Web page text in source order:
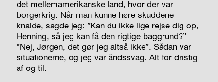
det mellemamerikanske land, hvor der var
borgerkrig. Når man kunne høre skuddene
knalde, sagde jeg: ”Kan du ikke lige rejse dig op,
Henning, så jeg kan få den rigtige baggrund?”
”Nej, Jørgen, det gør jeg altså ikke”. Sådan var
situationerne, og jeg var åndssvag. Alt for dristig
af og til.